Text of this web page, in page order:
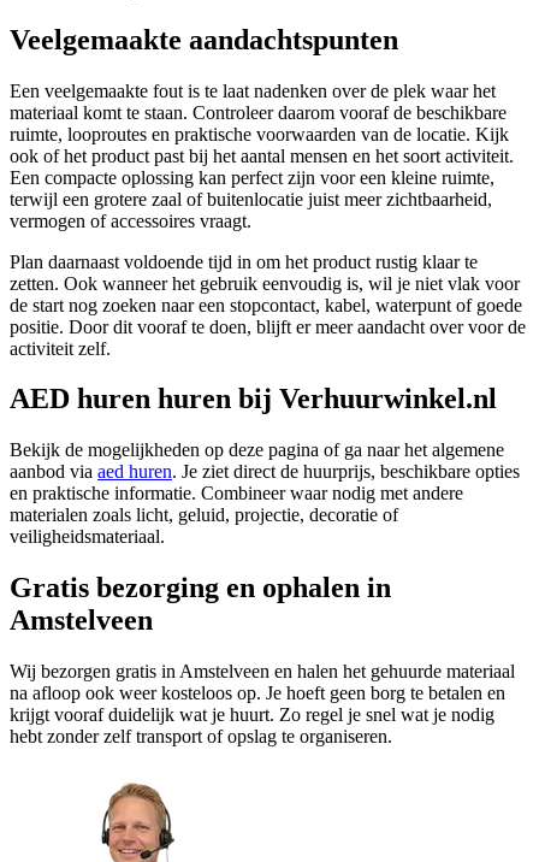
Veelgemaakte aandachtspunten
Een veelgemaakte fout is te laat nadenken over de plek waar het
materiaal komt te staan. Controleer daarom vooraf de beschikbare
ruimte, looproutes en praktische voorwaarden van de locatie. Kijk
ook of het product past bij het aantal mensen en het soort activiteit.
Een compacte oplossing kan perfect zijn voor een kleine ruimte,
terwijl een grotere zaal of buitenlocatie juist meer zichtbaarheid,
vermogen of accessoires vraagt.
Plan daarnaast voldoende tijd in om het product rustig klaar te
zetten. Ook wanneer het gebruik eenvoudig is, wil je niet vlak voor
de start nog zoeken naar een stopcontact, kabel, waterpunt of goede
positie. Door dit vooraf te doen, blijft er meer aandacht over voor de
activiteit zelf.
AED huren huren bij Verhuurwinkel.nl
Bekijk de mogelijkheden op deze pagina of ga naar het algemene
aanbod via aed huren. Je ziet direct de huurprijs, beschikbare opties
en praktische informatie. Combineer waar nodig met andere
materialen zoals licht, geluid, projectie, decoratie of
veiligheidsmateriaal.
Gratis bezorging en ophalen in
Amstelveen
Wij bezorgen gratis in Amstelveen en halen het gehuurde materiaal
na afloop ook weer kosteloos op. Je hoeft geen borg te betalen en
krijgt vooraf duidelijk wat je huurt. Zo regel je snel wat je nodig
hebt zonder zelf transport of opslag te organiseren.